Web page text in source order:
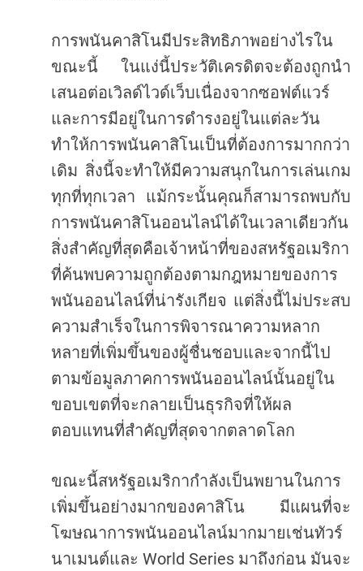
การพนันคาสิโนมีประสิทธิภาพอย่างไรใน
ขณะนี้
ในแง่นี้ประวัติเครดิตจะต้องถูกนำ
เสนอต่อเวิลด์ไวด์เว็บเนื่องจากซอฟต์แวร์
และการมีอยู่ในการดำรงอยู่ในแต่ละวัน
ทำให้การพนันคาสิโนเป็นที่ต้องการมากกว่า
เดิม สิ่งนี้จะทำให้มีความสนุกในการเล่นเกม
ทุกที่ทุกเวลา
แม้กระนั้นคุณก็สามารถพบกับ
การพนันคาสิโนออนไลน์ได้ในเวลาเดียวกัน
สิ่งสำคัญที่สุดคือเจ้าหน้าที่ของสหรัฐอเมริกา
ที่ค้นพบความถูกต้องตามกฎหมายของการ
พนันออนไลน์ที่น่ารังเกียจ แต่สิ่งนี้ไม่ประสบ
ความสำเร็จในการพิจารณาความหลาก
หลายที่เพิ่มขึ้นของผู้ชื่นชอบและจากนี้ไป
ตามข้อมูลภาคการพนันออนไลน์นั้นอยู่ใน
ขอบเขตที่จะกลายเป็นธุรกิจที่ให้ผล
ตอบแทนที่สำคัญที่สุดจากตลาดโลก
ขณะนี้สหรัฐอเมริกากำลังเป็นพยานในการ
เพิ่มขึ้นอย่างมากของคาสิโน
มีแผนที่จะ
โฆษณาการพนันออนไลน์มากมายเช่นทัวร์
นาเมนต์และ World Series มาถึงก่อน มันจะ